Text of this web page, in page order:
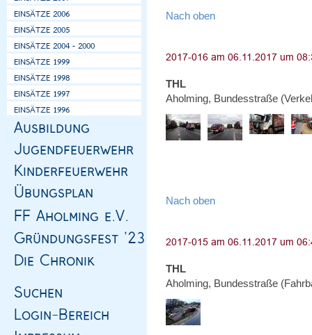
Nach oben
THL
Aholming, Bundesstraße
Nach oben
THL
Aholming, Bundesstraße